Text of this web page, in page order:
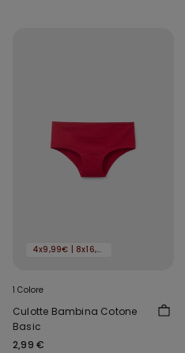
4x9,99€ | 8x16,99€
1 Colore
Culotte Bambina Cotone
Basic
2,99 €